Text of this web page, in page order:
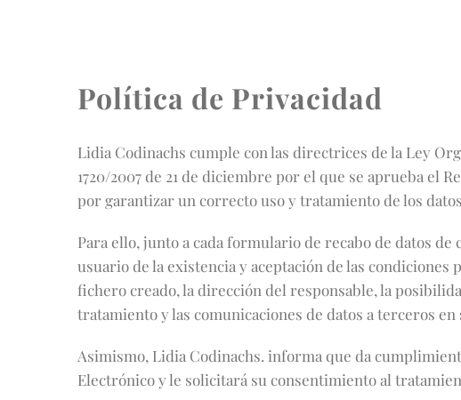
Política de Privacidad
Lidia Codinachs cumple con las directrices de la Ley
1720/2007 de 21 de diciembre por el que se aprueba el
por garantizar un correcto uso y tratamiento de los
Para ello, junto a cada formulario de recabo de datos
usuario de la existencia y aceptación de las
fichero creado, la dirección del responsable, la
tratamiento y las comunicaciones de datos a terceros en
Asimismo, Lidia Codinachs. informa que da
Electrónico y le solicitará su consentimiento al